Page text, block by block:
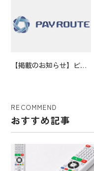
【掲載のお知らせ】ビジ
RECOMMEND
おすすめ記事